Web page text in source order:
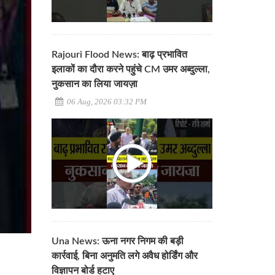
Rajouri Flood News: बाढ़ प्रभावित
इलाकों का दौरा करने पहुंचे CM उमर अब्दुल्ला,
नुकसान का लिया जायज़ा
06 Aug, 2026 03:32 PM
Una News: ऊना नगर निगम की बड़ी
कार्रवाई, बिना अनुमति लगे अवैध होर्डिंग और
विज्ञापन बोर्ड हटाए